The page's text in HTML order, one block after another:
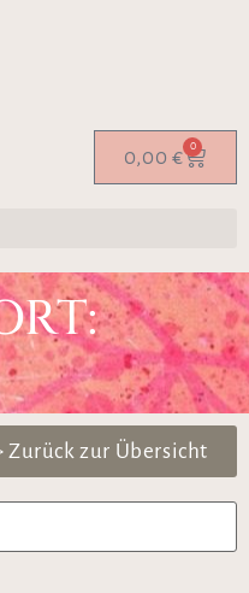
0,00 € 0
Zurück zur Übersicht